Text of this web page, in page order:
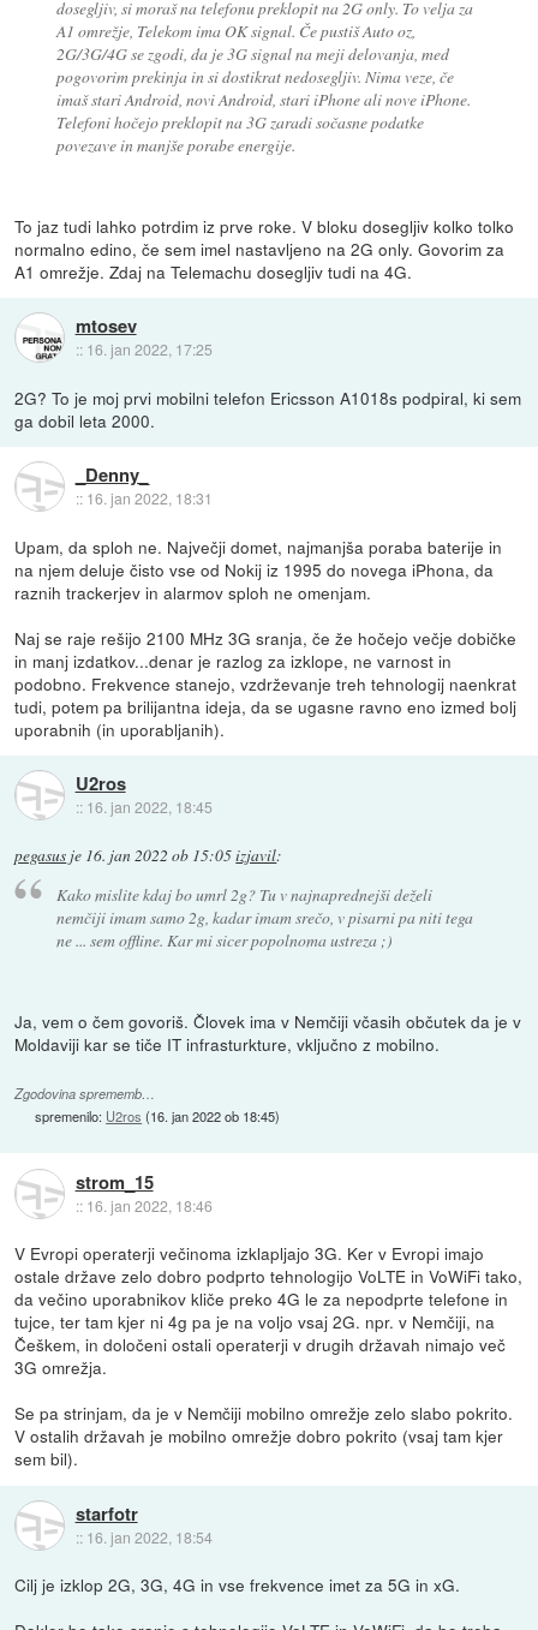
dosegljiv, si moraš na telefonu preklopit na 2G only. To velja za
A1 omrežje, Telekom ima OK signal. Če pustiš Auto oz,
2G/3G/4G se zgodi, da je 3G signal na meji delovanja, med
pogovorim prekinja in si dostikrat nedosegljiv. Nima veze, če
imaš stari Android, novi Android, stari iPhone ali nove iPhone.
Telefoni hočejo preklopit na 3G zaradi sočasne podatke
povezave in manjše porabe energije.
To jaz tudi lahko potrdim iz prve roke. V bloku dosegljiv kolko tolko
normalno edino, če sem imel nastavljeno na 2G only. Govorim za
A1 omrežje. Zdaj na Telemachu dosegljiv tudi na 4G.
mtosev
:: 16. jan 2022, 17:25
2G? To je moj prvi mobilni telefon Ericsson A1018s podpiral, ki sem
ga dobil leta 2000.
_Denny_
:: 16. jan 2022, 18:31
Upam, da sploh ne. Največji domet, najmanjša poraba baterije in
na njem deluje čisto vse od Nokij iz 1995 do novega iPhona, da
raznih trackerjev in alarmov sploh ne omenjam.
Naj se raje rešijo 2100 MHz 3G sranja, če že hočejo večje dobičke
in manj izdatkov...denar je razlog za izklope, ne varnost in
podobno. Frekvence stanejo, vzdrževanje treh tehnologij naenkrat
tudi, potem pa brilijantna ideja, da se ugasne ravno eno izmed bolj
uporabnih (in uporabljanih).
U2ros
:: 16. jan 2022, 18:45
pegasus je 16. jan 2022 ob 15:05izjavil:
Kako mislite kdaj bo umrl 2g? Tu v najnaprednejši deželi
nemčiji imam samo 2g, kadar imam srečo, v pisarni pa niti tega
ne ... sem offline. Kar mi sicer popolnoma ustreza ;)
Ja, vem o čem govoriš. Človek ima v Nemčiji včasih občutek da je v
Moldaviji kar se tiče IT infrasturkture, vključno z mobilno.
Zgodovina sprememb…
spremenilo: U2ros (16. jan 2022 ob 18:45)
strom_15
:: 16. jan 2022, 18:46
V Evropi operaterji večinoma izklapljajo 3G. Ker v Evropi imajo
ostale države zelo dobro podprto tehnologijo VoLTE in VoWiFi tako,
da večino uporabnikov kliče preko 4G le za nepodprte telefone in
tujce, ter tam kjer ni 4g pa je na voljo vsaj 2G. npr. v Nemčiji, na
Češkem, in določeni ostali operaterji v drugih državah nimajo več
3G omrežja.
Se pa strinjam, da je v Nemčiji mobilno omrežje zelo slabo pokrito.
V ostalih državah je mobilno omrežje dobro pokrito (vsaj tam kjer
sem bil).
starfotr
:: 16. jan 2022, 18:54
Cilj je izklop 2G, 3G, 4G in vse frekvence imet za 5G in xG.